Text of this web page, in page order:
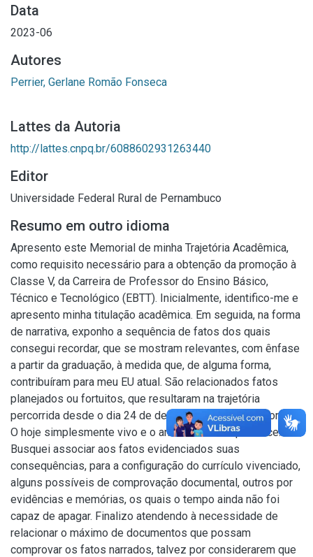
Data
2023-06
Autores
Perrier, Gerlane Romão Fonseca
Lattes da Autoria
http://lattes.cnpq.br/6088602931263440
Editor
Universidade Federal Rural de Pernambuco
Resumo em outro idioma
Apresento este Memorial de minha Trajetória Acadêmica,
como requisito necessário para a obtenção da promoção à
Classe V, da Carreira de Professor do Ensino Básico,
Técnico e Tecnológico (EBTT). Inicialmente, identifico-me e
apresento minha titulação acadêmica. Em seguida, na forma
de narrativa, exponho a sequência de fatos dos quais
consegui recordar, que se mostram relevantes, com ênfase
a partir da graduação, à medida que, de alguma forma,
contribuíram para meu EU atual. São relacionados fatos
planejados ou fortuitos, que resultaram na trajetória
percorrida desde o dia 24 de dezembro de 1968 até ontem.
O hoje simplesmente vivo e o amanhã a Deus pertence.
Busquei associar aos fatos evidenciados suas
consequências, para a configuração do currículo vivenciado,
alguns possíveis de comprovação documental, outros por
evidências e memórias, os quais o tempo ainda não foi
capaz de apagar. Finalizo atendendo à necessidade de
relacionar o máximo de documentos que possam
comprovar os fatos narrados, talvez por considerarem que